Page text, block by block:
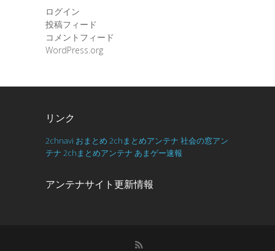
ログイン
投稿フィード
コメントフィード
WordPress.org
リンク
2chnavi おまとめ 2chまとめアンテナ 社会の窓アン
テナ 2chまとめアンテナ あまゲー速報
アンテナサイト更新情報